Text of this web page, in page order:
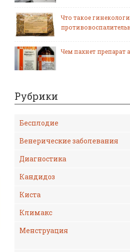
Что такое
Чем пахнет препарат
Рубрики
Бесплодие
Венерические заболевания
Диагностика
Кандидоз
Киста
Климакс
Менструация